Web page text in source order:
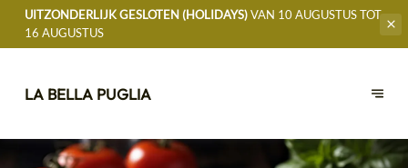
UITZONDERLIJK GESLOTEN (HOLIDAYS)VAN 10 AUGUSTUS TOT
16 AUGUSTUS
LA BELLA PUGLIA